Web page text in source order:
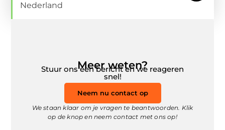
Nederland
Meer weten?
Stuur ons een bericht en we reageren
snel!
Neem nu contact op
We staan klaar om je vragen te beantwoorden. Klik
op de knop en neem contact met ons op!